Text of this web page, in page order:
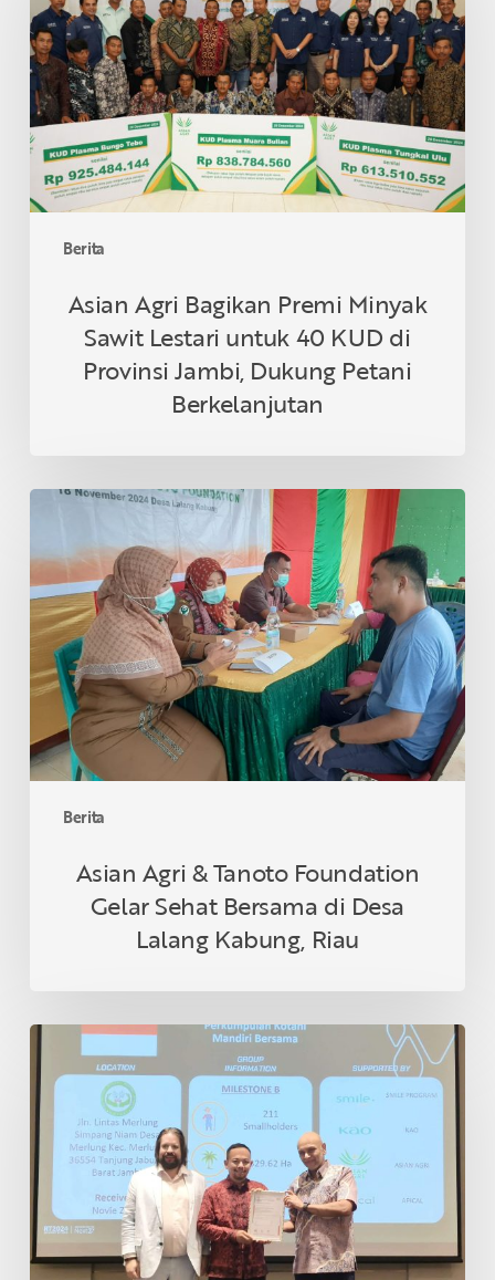
Berita
Premi
Minyak
Sawit
Lestari
untuk
40
KUD
di
Dukung
Petani
Berkelanjutan
Asian Agri Bagikan Premi Minyak
Sawit Lestari untuk 40 KUD di
Provinsi Jambi, Dukung Petani
Berkelanjutan
Berita
Asian
&
Tanoto
Foundation
Gelar
Sehat
Bersama
Desa
Lalang
Kabung,
Asian Agri & Tanoto Foundation
Gelar Sehat Bersama di Desa
Lalang Kabung, Riau
Petani
Swadaya
Indonesia
Raih
Sertifikasi
RSPO
di
Thailand